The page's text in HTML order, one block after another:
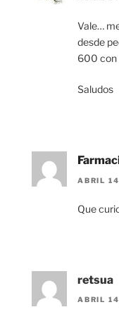
Vale…
desde
600 con
Saludos
ABRIL
Que
retsua
ABRIL